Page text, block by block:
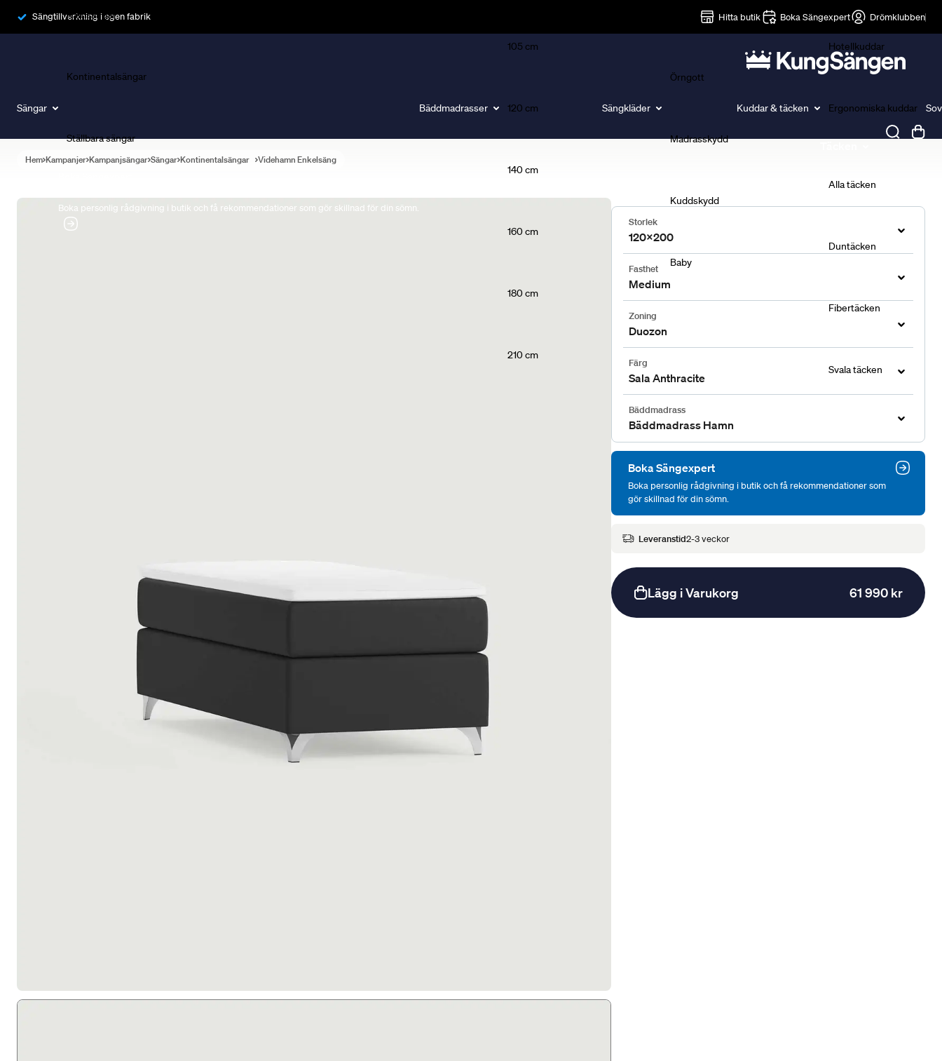
Sängtillverkning i egen fabrik Hitta butik Boka Sängexpert Drömklubben
Sängar
Ramsängar
Kontinentalsängar
Ställbara sängar
Boka personlig rådgivning i butik och få rekommendationer som gör skillnad för din sömn.
Bäddmadrasser
105 cm
120 cm
140 cm
160 cm
180 cm
210 cm
Sängkläder
Örngott
Madrasskydd
Kuddskydd
Baby
Kuddar & täcken
Hotellkuddar
Ergonomiska kuddar
Alla täcken
Duntäcken
Fibertäcken
Svala täcken
Hem Kampanjer Kampanjsängar Sängar Kontinentalsängar Videhamn Enkelsäng
Storlek
120x200
Fasthet
Medium
Zoning
Duozon
Färg
Sala Anthracite
Bäddmadrass
Bäddmadrass Hamn
Boka Sängexpert
Boka personlig rådgivning i butik och få rekommendationer som
gör skillnad för din sömn.
Leveranstid2-3 veckor
Lägg i Varukorg 61 990 kr